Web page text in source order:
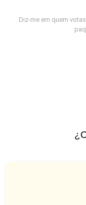
Diz-me em quem